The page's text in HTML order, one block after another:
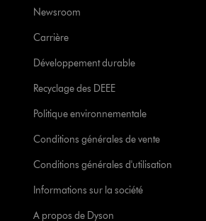
Newsroom
Carrière
Développement durable
Recyclage des DEEE
Politique environnementale
Conditions générales de vente
Conditions générales d'utilisation
Informations sur la société
A propos de Dyson